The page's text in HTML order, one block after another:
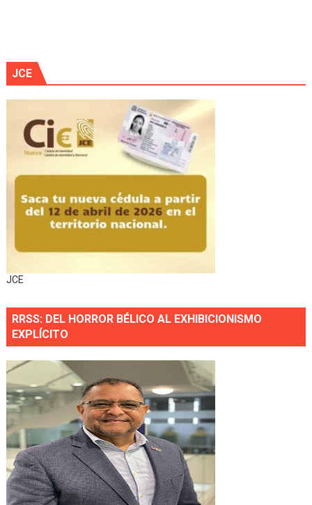
JCE
JCE
RRSS: DEL HORROR BÉLICO AL EXHIBICIONISMO
EXPLÍCITO